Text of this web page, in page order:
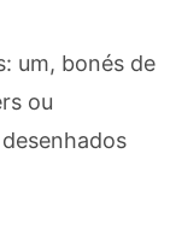
um, bonés de
ou